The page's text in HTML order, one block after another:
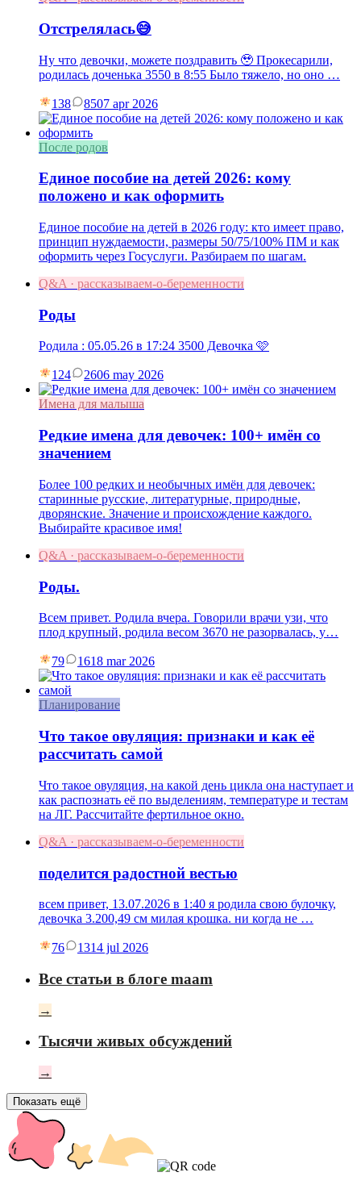
Отстрелялась😅
Ну что девочки, можете поздравить 🥹 Прокесарили,
родилась доченька 3550 в 8:55 Было тяжело, но оно …
138 8507 apr 2026
После родов
Единое пособие на детей 2026: кому
положено и как оформить
Единое пособие на детей в 2026 году: кто имеет право,
принцип нуждаемости, размеры 50/75/100% ПМ и как
оформить через Госуслуги. Разбираем по шагам.
Q&A · рассказываем-о-беременности
Роды
Родила : 05.05.26 в 17:24 3500 Девочка 🩷
124 2606 may 2026
Имена для малыша
Редкие имена для девочек: 100+ имён со
значением
Более 100 редких и необычных имён для девочек:
старинные русские, литературные, природные,
дворянские. Значение и происхождение каждого.
Выбирайте красивое имя!
Q&A · рассказываем-о-беременности
Роды.
Всем привет. Родила вчера. Говорили врачи узи, что
плод крупный, родила весом 3670 не разорвалась, у…
79 1618 mar 2026
Планирование
Что такое овуляция: признаки и как её
рассчитать самой
Что такое овуляция, на какой день цикла она наступает и
как распознать её по выделениям, температуре и тестам
на ЛГ. Рассчитайте фертильное окно.
Q&A · рассказываем-о-беременности
поделится радостной вестью
всем привет, 13.07.2026 в 1:40 я родила свою булочку,
девочка 3.200,49 см милая крошка. ни когда не …
76 1314 jul 2026
Все статьи в блоге maam
→
Тысячи живых обсуждений
→
Показать ещё